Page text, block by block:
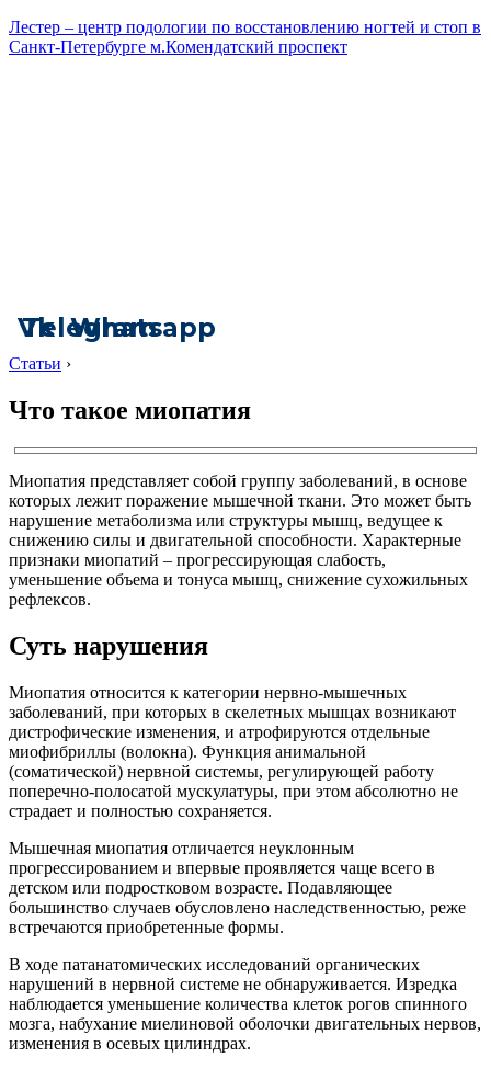
Лестер – центр подологии по восстановлению ногтей и стоп в
Санкт-Петербурге м.Комендатский проспект
Vk
Telegram
Whatsapp
Статьи ›
Что такое миопатия
Миопатия представляет собой группу заболеваний, в основе
которых лежит поражение мышечной ткани. Это может быть
нарушение метаболизма или структуры мышц, ведущее к
снижению силы и двигательной способности. Характерные
признаки миопатий – прогрессирующая слабость,
уменьшение объема и тонуса мышц, снижение сухожильных
рефлексов.
Суть нарушения
Миопатия относится к категории нервно-мышечных
заболеваний, при которых в скелетных мышцах возникают
дистрофические изменения, и атрофируются отдельные
миофибриллы (волокна). Функция анимальной
(соматической) нервной системы, регулирующей работу
поперечно-полосатой мускулатуры, при этом абсолютно не
страдает и полностью сохраняется.
Мышечная миопатия отличается неуклонным
прогрессированием и впервые проявляется чаще всего в
детском или подростковом возрасте. Подавляющее
большинство случаев обусловлено наследственностью, реже
встречаются приобретенные формы.
В ходе патанатомических исследований органических
нарушений в нервной системе не обнаруживается. Изредка
наблюдается уменьшение количества клеток рогов спинного
мозга, набухание миелиновой оболочки двигательных нервов,
изменения в осевых цилиндрах.